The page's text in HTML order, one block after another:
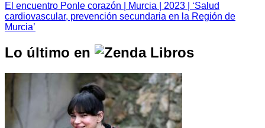
El encuentro Ponle corazón | Murcia | 2023 | ‘Salud
cardiovascular, prevención secundaria en la Región de
Murcia’
Lo último en